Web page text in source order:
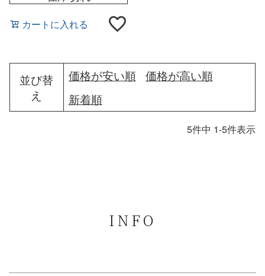
カートに入れる
並び替
え
価格が安い順
価格が高い順
新着順
5件中 1-5件表示
INFO